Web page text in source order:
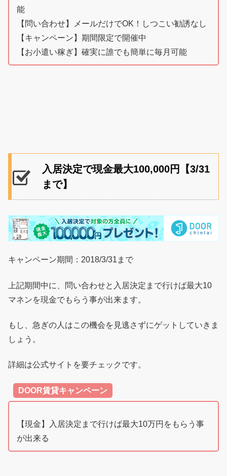
能
【問い合わせ】メールだけでOK！しつこい勧誘なし
【キャンペーン】期間限定で開催中
【お小遣い稼ぎ】確実に誰でも簡単に毎月可能
入居決定で現金最大100,000円【3/31
まで】
キャンペーン期間：2018/3/31まで
上記期間中に、問い合わせと入居決定まで行けば最大10
マネンを現金でもらう事が出来ます。
もし、急ぎの人はこの機会を見逃さずにゲットしていきま
しょう。
詳細は公式サイトを要チェックです。
DOOR賃貸キャンペーン
【現金】入居決定まで行けば最大10万円をもらう事
が出来る